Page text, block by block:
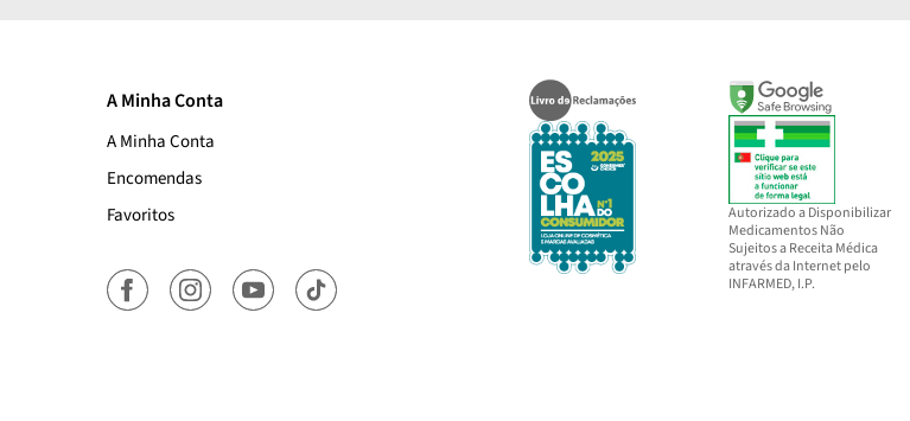
A Minha Conta
A Minha Conta
Encomendas
Favoritos
Autorizado a Disponibilizar
Medicamentos Não
Sujeitos a Receita Médica
através da Internet pelo
INFARMED, I.P.